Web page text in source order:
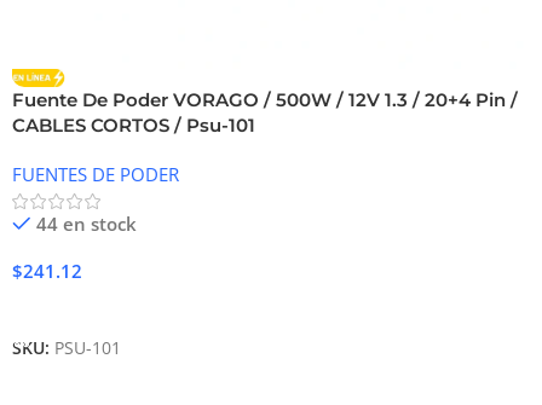
Fuente De Poder VORAGO / 500W / 12V 1.3 / 20+4 Pin /
CABLES CORTOS / Psu-101
FUENTES DE PODER
44 en stock
$241.12
SKU: PSU-101